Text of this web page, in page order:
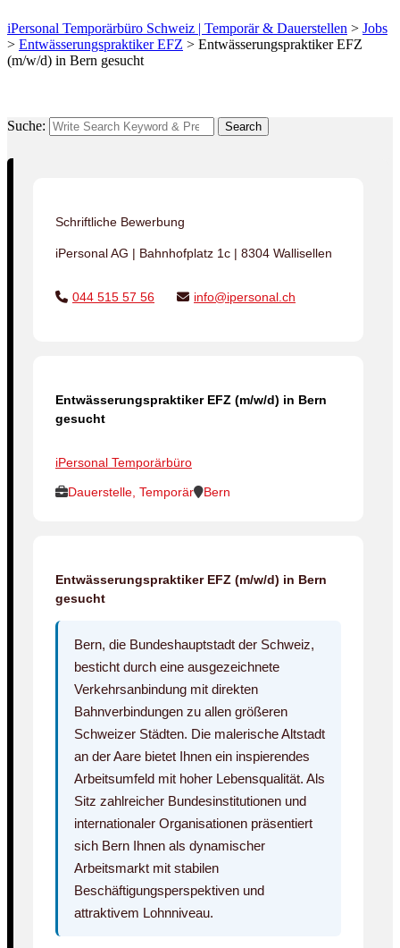
iPersonal Temporärbüro Schweiz | Temporär & Dauerstellen > Jobs
> Entwässerungspraktiker EFZ > Entwässerungspraktiker EFZ
(m/w/d) in Bern gesucht
Suche: Search
Schriftliche Bewerbung
iPersonal AG | Bahnhofplatz 1c | 8304 Wallisellen
044 515 57 56 info@ipersonal.ch
Entwässerungspraktiker EFZ (m/w/d) in Bern
gesucht
iPersonal Temporärbüro
Dauerstelle, Temporär Bern
Entwässerungspraktiker EFZ (m/w/d) in Bern
gesucht
Bern, die Bundeshauptstadt der Schweiz,
besticht durch eine ausgezeichnete
Verkehrsanbindung mit direkten
Bahnverbindungen zu allen größeren
Schweizer Städten. Die malerische Altstadt
an der Aare bietet Ihnen ein inspierendes
Arbeitsumfeld mit hoher Lebensqualität. Als
Sitz zahlreicher Bundesinstitutionen und
internationaler Organisationen präsentiert
sich Bern Ihnen als dynamischer
Arbeitsmarkt mit stabilen
Beschäftigungsperspektiven und
attraktivem Lohnniveau.